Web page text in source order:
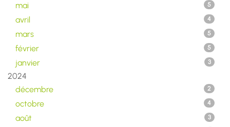
mai 5
avril 4
mars 5
février 5
janvier 3
2024
décembre
2
octobre 4
août 3